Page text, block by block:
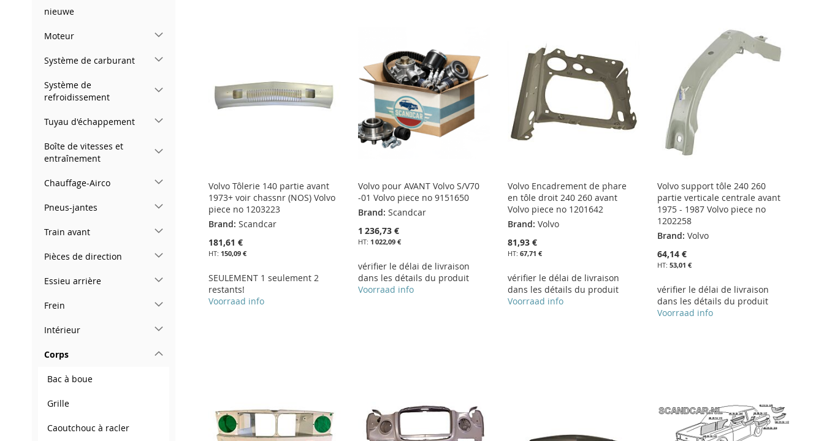
À
MA
LISTE
D’ENVIE
AJOUTER
AU
COMPARATEUR
LISTE
D’ENVIE
COMPARATEUR
AJOUTER
À
MA
LISTE
D’ENVIE
AJOUTER
AU
COMPARATEUR
D’ENVIE
Volvo Tôlerie 140 partie avant
1973+ voir chassnr (NOS) Volvo
piece no 1203223
Brand: Scandcar
181,61 €
150,09 €
SEULEMENT 1 seulement 2
restants!
Voorraad info
LISTE
D’ENVIE
COMPARATEUR
Volvo pour AVANT Volvo S/V70
-01 Volvo piece no 9151650
Brand: Scandcar
1 236,73 €
1 022,09 €
vérifier le délai de livraison
dans les détails du produit
Voorraad info
Ajouter au panier
AJOUTER
À
MA
AJOUTER
AU
Volvo Encadrement de phare
en tôle droit 240 260 avant
Volvo piece no 1201642
Brand: Volvo
81,93 €
67,71 €
vérifier le délai de livraison
dans les détails du produit
Voorraad info
LISTE
D’ENVIE
COMPARATEUR
Volvo support tôle 240 260
partie verticale centrale avant
1975 - 1987 Volvo piece no
1202258
Brand: Volvo
64,14 €
53,01 €
vérifier le délai de livraison
dans les détails du produit
Voorraad info
Ajouter au panier
AJOUTER
À
MA
AJOUTER
AU
nieuwe
Moteur
Système de carburant
Système de
refroidissement
Tuyau d'échappement
Boîte de vitesses et
entraînement
Chauffage-Airco
Pneus-jantes
Train avant
Pièces de direction
Essieu arrière
Frein
Intérieur
Corps
Bac à boue
Grille
Caoutchouc à racler